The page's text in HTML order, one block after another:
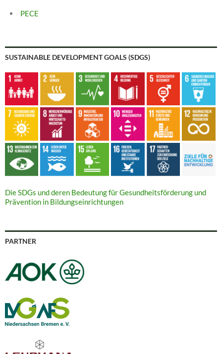
PECE
SUSTAINABLE DEVELOPMENT GOALS (SDGS)
Die SDGs und deren Bedeutung für Gesundheitsförderung und
Prävention in Bildungseinrichtungen
PARTNER